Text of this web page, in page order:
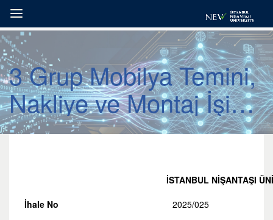
3 Grup Mobilya Temini,
Nakliye ve Montaj İşi
İhalesi
İSTANBUL NİŞANTAŞI
İhale No
2025/025